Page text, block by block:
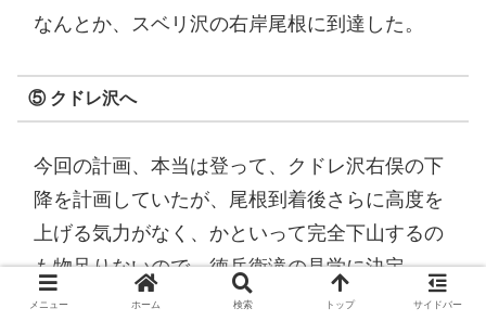
なんとか、スベリ沢の右岸尾根に到達した。
⑤ クドレ沢へ
今回の計画、本当は登って、クドレ沢右俣の下
降を計画していたが、尾根到着後さらに高度を
上げる気力がなく、かといって完全下山するの
も物足りないので、徳兵衛滝の見学に決定。
メニュー ホーム 検索 トップ サイドバー